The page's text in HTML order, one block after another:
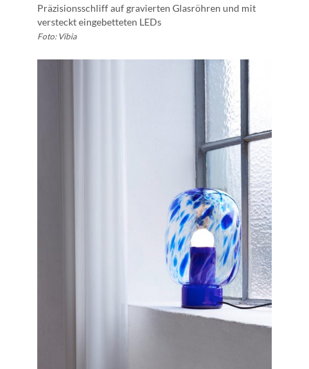
Präzisionsschliff auf gravierten Glasröhren und mit
versteckt eingebetteten LEDs
Foto: Vibia